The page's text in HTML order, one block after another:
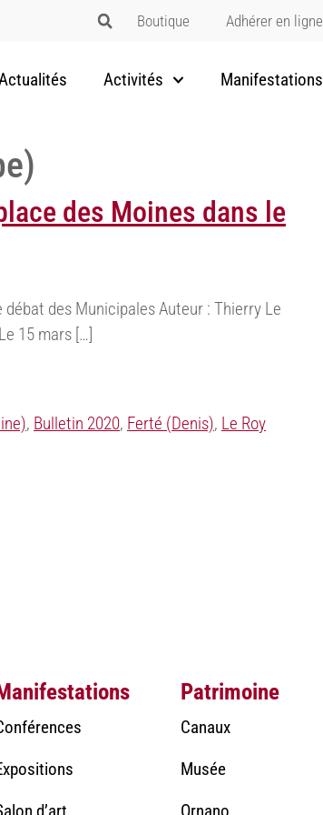
Boutique Adhérer en ligne
Activités Manifestations
des Moines dans le
des Municipales Auteur : Thierry Le
15 mars […]
, Bulletin 2020, Ferté (Denis), Le Roy
Patrimoine
Canaux
Musée